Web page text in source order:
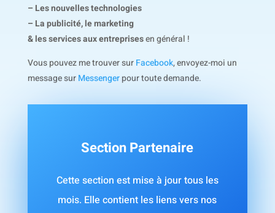
– Les nouvelles technologies
– La publicité, le marketing
& les services aux entreprisesen général !
Vous pouvez me trouver sur Facebook, envoyez-moi un
message sur Messenger pour toute demande.
Section Partenaire
Cette section est mise à jour tous les
mois. Elle contient les liens vers nos